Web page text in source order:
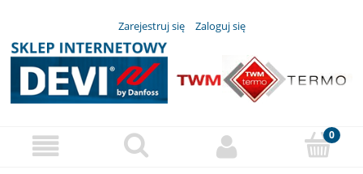
Zarejestruj się Zaloguj się